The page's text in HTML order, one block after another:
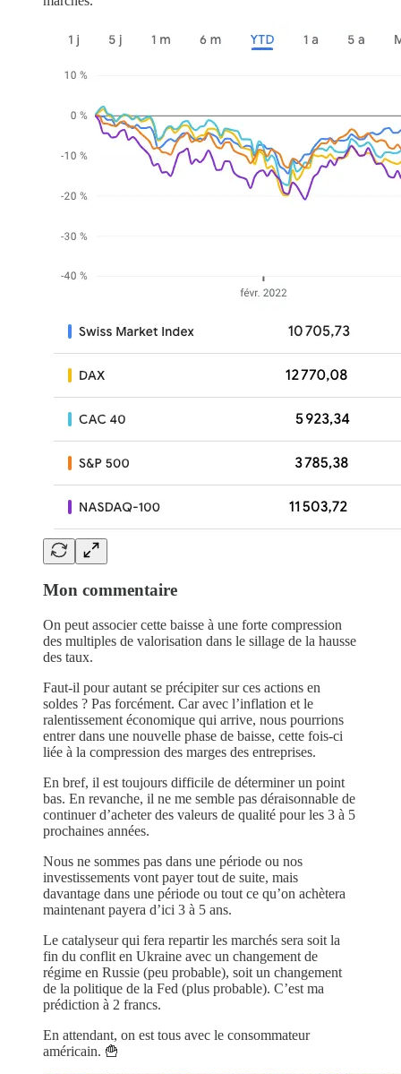
Mon commentaire
On peut associer cette baisse à une forte compression
des multiples de valorisation dans le sillage de la hausse
des taux.
Faut-il pour autant se précipiter sur ces actions en
soldes ? Pas forcément. Car avec l’inflation et le
ralentissement économique qui arrive, nous pourrions
entrer dans une nouvelle phase de baisse, cette fois-ci
liée à la compression des marges des entreprises.
En bref, il est toujours difficile de déterminer un point
bas. En revanche, il ne me semble pas déraisonnable de
continuer d’acheter des valeurs de qualité pour les 3 à 5
prochaines années.
Nous ne sommes pas dans une période ou nos
investissements vont payer tout de suite, mais
davantage dans une période ou tout ce qu’on achètera
maintenant payera d’ici 3 à 5 ans.
Le catalyseur qui fera repartir les marchés sera soit la
fin du conflit en Ukraine avec un changement de
régime en Russie (peu probable), soit un changement
de la politique de la Fed (plus probable). C’est ma
prédiction à 2 francs.
En attendant, on est tous avec le consommateur
américain. 🍟